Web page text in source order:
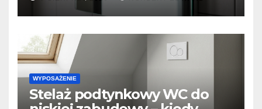
WYPOSAŻENIE
Stelaż podtynkowy WC do